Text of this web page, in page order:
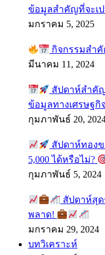
ข้อมูลสำคัญที่จะเ
มกราคม 5, 2025
กิจกรรมสำ
มีนาคม 11, 2024
สัปดาห์สำคั
ข้อมูลทางเศรษฐกิจ
กุมภาพันธ์ 20,
สัปดาห์ทองข
5,000 ได้หรือไม่?
กุมภาพันธ์ 5, 2024
สัปดาห์สุ
พลาด!
มกราคม 29, 2024
บทวิเคราะห์